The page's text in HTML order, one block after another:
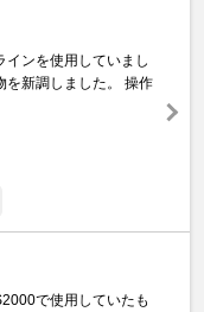
インを使用していまし
を新調しました。 操作
で使用していたも